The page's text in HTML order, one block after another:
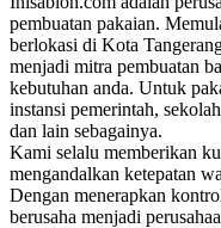
pembuatan pakaian.
berlokasi di Kota
menjadi mitra pembuatan
kebutuhan anda. Untuk
instansi pemerintah,
dan lain sebagainya.
Kami selalu memberikan
mengandalkan ketepatan
Dengan menerapkan
berusaha menjadi